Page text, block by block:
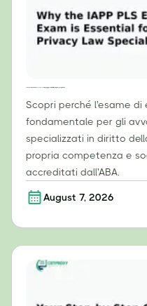
Scopri perché l'esame di
fondamentale per gli
specializzati in diritto
propria competenza e
accreditati dall'ABA.
August 7, 2026